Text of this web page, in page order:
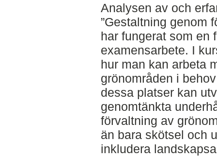
Analysen av och
”Gestaltning genom
har fungerat som en
examensarbete. I
hur man kan arbeta
grönområden i
dessa platser kan
genomtänkta
förvaltning av
än bara skötsel och
inkludera